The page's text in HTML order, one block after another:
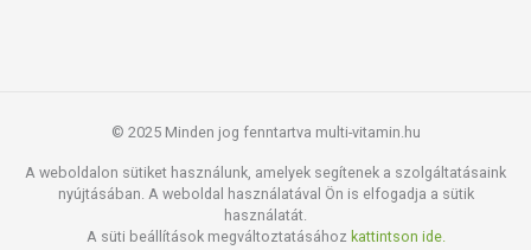
© 2025 Minden jog fenntartva multi-vitamin.hu
A weboldalon sütiket használunk, amelyek segítenek a szolgáltatásaink
nyújtásában. A weboldal használatával Ön is elfogadja a sütik
használatát.
A süti beállítások megváltoztatásához kattintson ide.